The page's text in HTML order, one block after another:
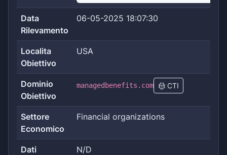
Data
Rilevamento
06-05-2025 18:07:30
Localita
Obiettivo
USA
Dominio
Obiettivo
managedbenefits.com CTI
Settore
Economico
Financial organizations
Dati
N/D